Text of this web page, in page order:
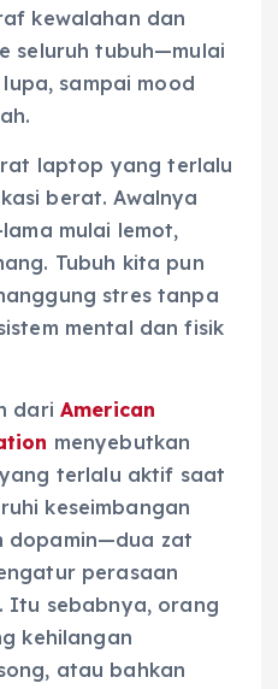
kewalahan dan
seluruh tubuh—mulai
sampai mood
laptop yang terlalu
berat. Awalnya
mulai lemot,
Tubuh kita pun
stres tanpa
mental dan fisik
dariAmerican
menyebutkan
terlalu aktif saat
keseimbangan
dopamin—dua zat
perasaan
Itu sebabnya, orang
kehilangan
atau bahkan